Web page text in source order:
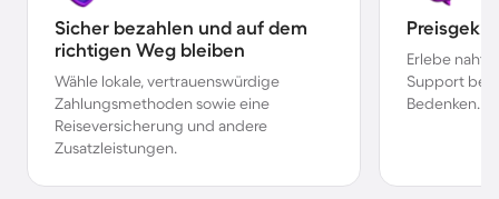
Sicher bezahlen und auf dem
richtigen Weg bleiben
Wähle lokale, vertrauenswürdige
Zahlungsmethoden sowie eine
Reiseversicherung und andere
Zusatzleistungen.
Erlebe
Support bei
Bedenken.